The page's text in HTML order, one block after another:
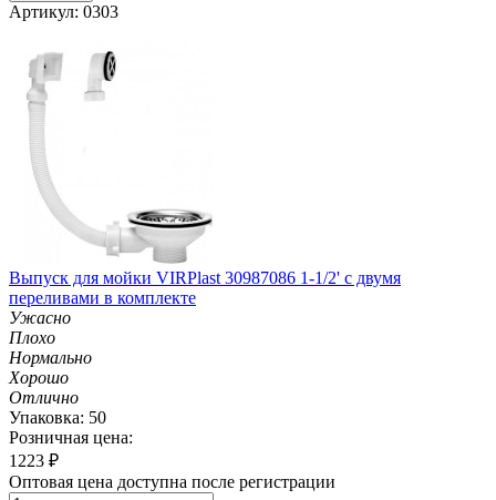
Артикул: 0303
Выпуск для мойки VIRPlast 30987086 1-1/2' с двумя
переливами в комплекте
Ужасно
Плохо
Нормально
Хорошо
Отлично
Упаковка: 50
Розничная цена:
1223 ₽
Оптовая цена доступна после регистрации